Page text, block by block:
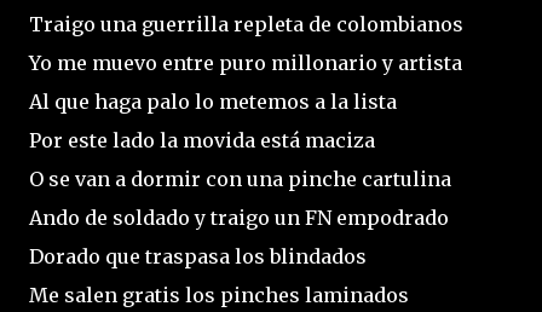
Traigo una guerrilla repleta de colombianos
Yo me muеvo entre puro millonario y artista
Al que haga palo lo mеtemos a la lista
Por este lado la movida está maciza
O se van a dormir con una pinche cartulina
Ando de soldado y traigo un FN empodrado
Dorado que traspasa los blindados
Me salen gratis los pinches laminados